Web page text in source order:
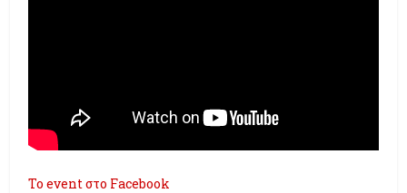
To event στο Facebook